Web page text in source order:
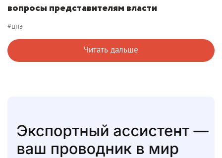
вопросы представителям власти
#цпэ
Читать дальше